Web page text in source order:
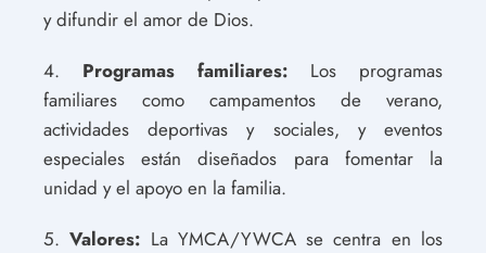
y difundir el amor de Dios.
4. Programas familiares: Los programas
familiares como campamentos de verano,
actividades deportivas y sociales, y eventos
especiales están diseñados para fomentar la
unidad y el apoyo en la familia.
5.Valores: La YMCA/YWCA se centra en los